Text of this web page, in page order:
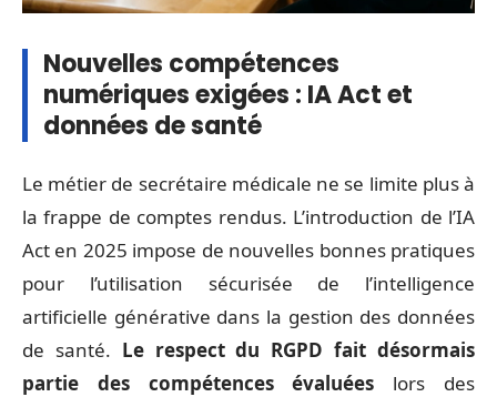
Nouvelles compétences
numériques exigées : IA Act et
données de santé
Le métier de secrétaire médicale ne se limite plus à
la frappe de comptes rendus. L’introduction de l’IA
Act en 2025 impose de nouvelles bonnes pratiques
pour l’utilisation sécurisée de l’intelligence
artificielle générative dans la gestion des données
de santé. Le respect du RGPD fait désormais
partie des compétences évaluées lors des